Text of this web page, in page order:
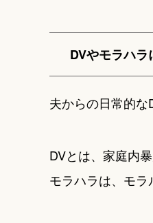
DVやモラハ
夫からの日常的な
DVとは、家庭内
モラハラは、モラ